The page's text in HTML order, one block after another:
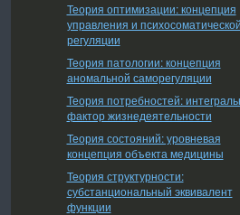
Теория оптимизации: концепция
управления и психосоматической
регуляции
Теория патологии: концепция
аномальной саморегуляции
Теория потребностей:
фактор жизнедеятельности
Теория состояний: уровневая
концепция объекта медицины
Теория структурности:
субстанциональный эквивалент
функции